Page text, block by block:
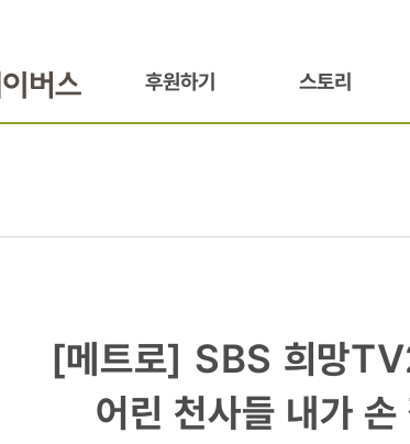
후원하기 스토리
[메트로]
SBS
[메트로] SBS 희망
어린 천사들 내가